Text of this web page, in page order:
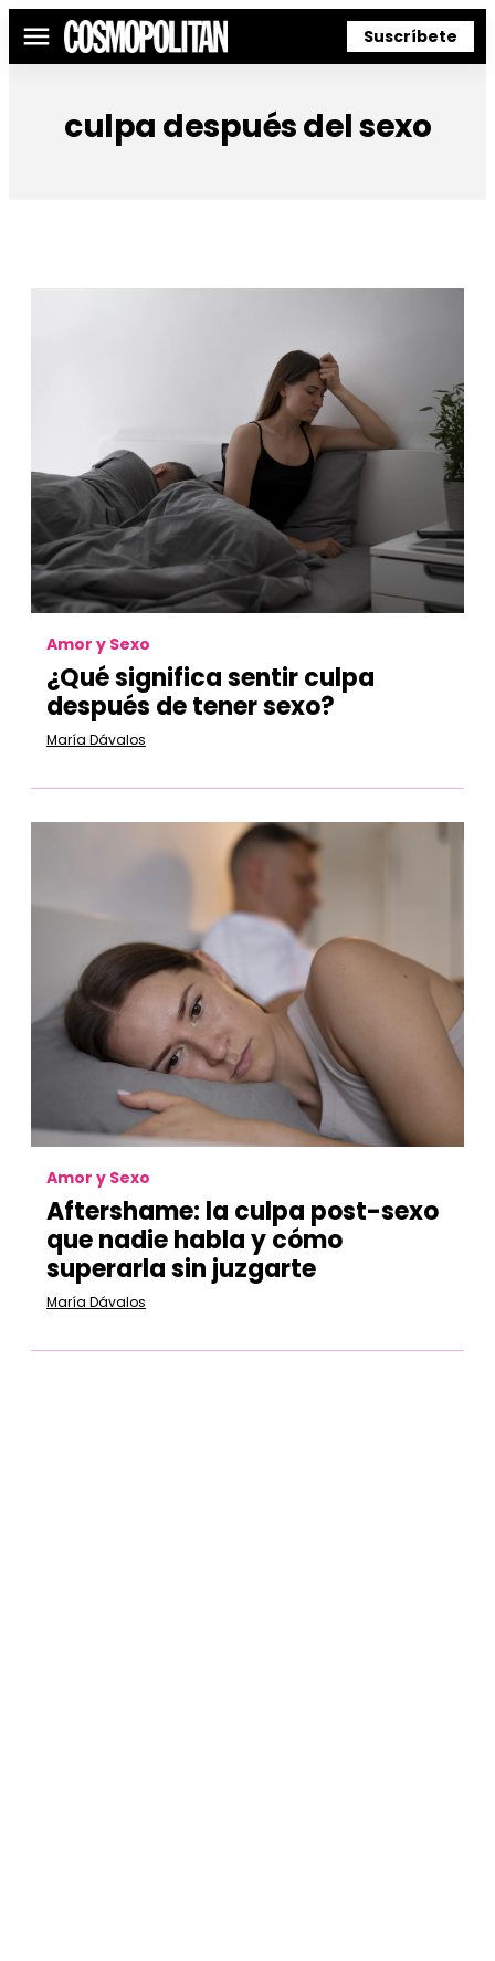
Menú Suscríbete
culpa después del sexo
Amor y Sexo
¿Qué significa sentir culpa
después de tener sexo?
María Dávalos
Amor y Sexo
Aftershame: la culpa post-sexo
que nadie habla y cómo
superarla sin juzgarte
María Dávalos